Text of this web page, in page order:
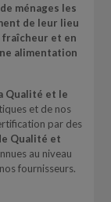
ménages les
de leur lieu
fraîcheur et en
alimentation
Qualité et le
et de nos
par des
Qualité et
au niveau
fournisseurs.